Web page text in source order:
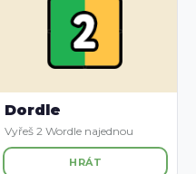
Dordle
Vyřeš 2 Wordle najednou
HRÁT